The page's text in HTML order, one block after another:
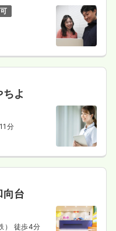
よ
分
向台
） 徒歩4分